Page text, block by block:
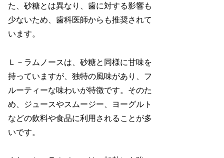
た、砂糖とは異なり、歯に対する影響も
少ないため、歯科医師からも推奨されて
います。
Ｌ－ラムノースは、砂糖と同様に甘味を
持っていますが、独特の風味があり、フ
ルーティーな味わいが特徴です。そのた
め、ジュースやスムージー、ヨーグルト
などの飲料や食品に利用されることが多
いです。